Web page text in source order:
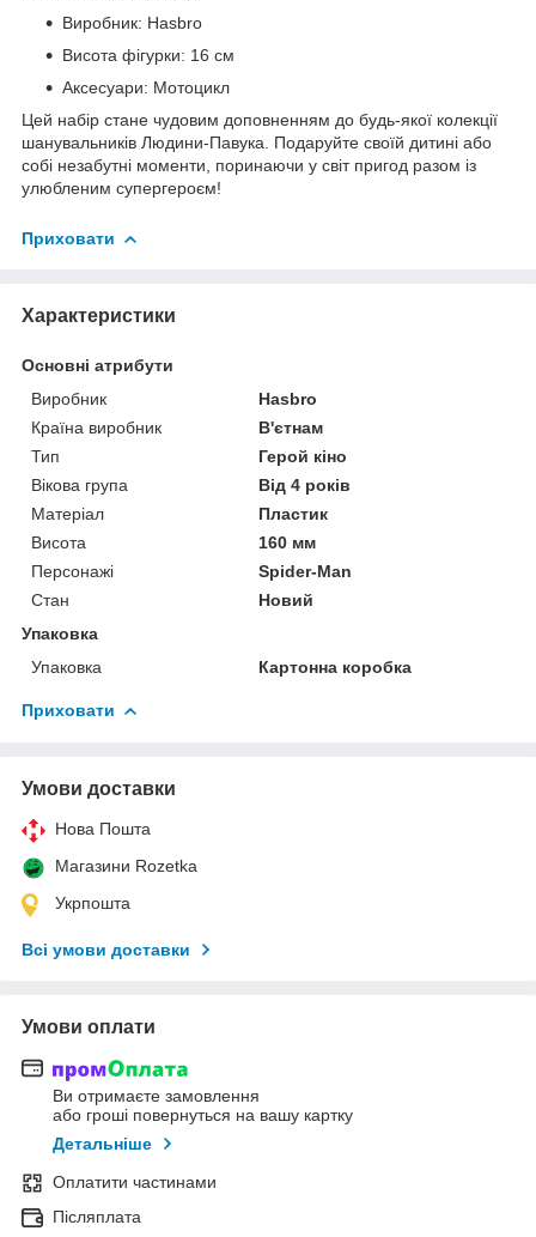
Виробник: Hasbro
Висота фігурки: 16 см
Аксесуари: Мотоцикл
Цей набір стане чудовим доповненням до будь-якої колекції
шанувальників Людини-Павука. Подаруйте своїй дитині або
собі незабутні моменти, поринаючи у світ пригод разом із
улюбленим супергероєм!
Приховати
Характеристики
Основні атрибути
Виробник
Hasbro
Країна виробник
В'єтнам
Тип
Герой кіно
Вікова група
Від 4 років
Матеріал
Пластик
Висота
160 мм
Персонажі
Spider-Man
Стан
Новий
Упаковка
Упаковка
Картонна коробка
Приховати
Умови доставки
Нова Пошта
Магазини Rozetka
Укрпошта
Всі умови доставки
Умови оплати
Ви отримаєте замовлення
або гроші повернуться на вашу картку
Детальніше
Оплатити частинами
Післяплата